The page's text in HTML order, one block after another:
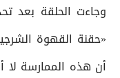
وجاءت الحلقة بعد
«حقنة القهوة
أن هذه الممارسة لا